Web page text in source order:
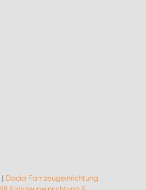
| Dacia Fahrzeugeinrichtung